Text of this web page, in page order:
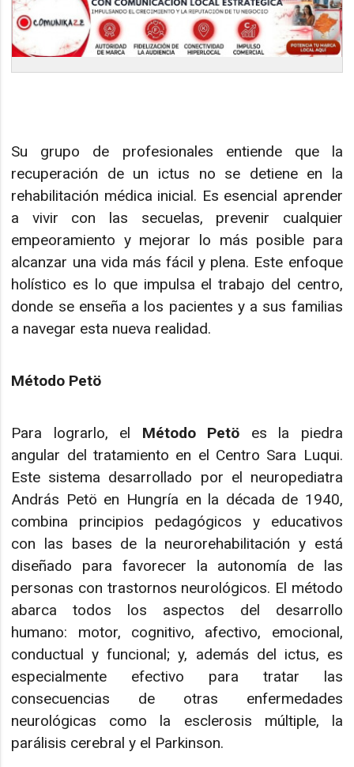
Su grupo de profesionales entiende que la
recuperación de un ictus no se detiene en la
rehabilitación médica inicial. Es esencial aprender
a vivir con las secuelas, prevenir cualquier
empeoramiento y mejorar lo más posible para
alcanzar una vida más fácil y plena. Este enfoque
holístico es lo que impulsa el trabajo del centro,
donde se enseña a los pacientes y a sus familias
a navegar esta nueva realidad.
Método Petö
Para lograrlo, el Método Petö es la piedra
angular del tratamiento en el Centro Sara Luqui.
Este sistema desarrollado por el neuropediatra
András Petö en Hungría en la década de 1940,
combina principios pedagógicos y educativos
con las bases de la neurorehabilitación y está
diseñado para favorecer la autonomía de las
personas con trastornos neurológicos. El método
abarca todos los aspectos del desarrollo
humano: motor, cognitivo, afectivo, emocional,
conductual y funcional; y, además del ictus, es
especialmente efectivo para tratar las
consecuencias de otras enfermedades
neurológicas como la esclerosis múltiple, la
parálisis cerebral y el Parkinson.